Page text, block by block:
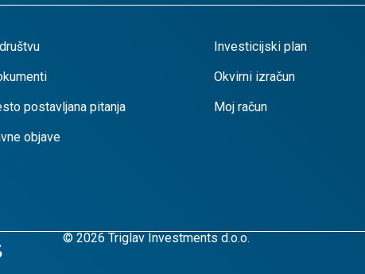
postavljana pitanja
objave
Investicijski plan
Okvirni izračun
Moj račun
© 2026 Triglav Investments d.o.o.